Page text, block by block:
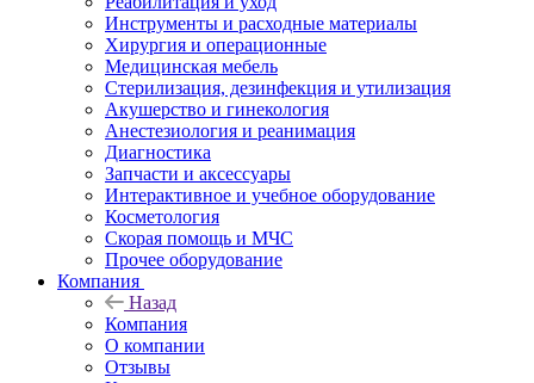
Инструменты и расходные материалы
Хирургия и операционные
Медицинская мебель
Стерилизация, дезинфекция и утилизация
Акушерство и гинекология
Анестезиология и реанимация
Диагностика
Запчасти и аксессуары
Интерактивное и учебное оборудование
Косметология
Скорая помощь и МЧС
Прочее оборудование
Компания
Назад
Компания
О компании
Отзывы